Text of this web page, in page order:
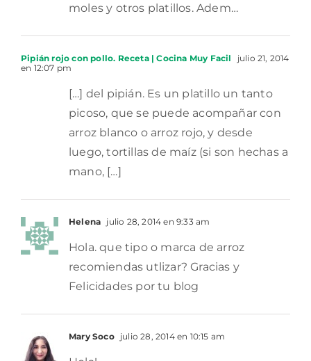
moles y otros platillos. Adem…
Pipián rojo con pollo. Receta | Cocina Muy Facil
julio 21, 2014
en 12:07 pm
[…] del pipián. Es un platillo un tanto
picoso, que se puede acompañar con
arroz blanco o arroz rojo, y desde
luego, tortillas de maíz (si son hechas a
mano, […]
Helena julio 28, 2014 en 9:33 am
Hola. que tipo o marca de arroz
recomiendas utlizar? Gracias y
Felicidades por tu blog
Mary Soco julio 28, 2014 en 10:15 am